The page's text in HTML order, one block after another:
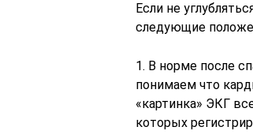
Если не
следующие
1. В норме после
понимаем что
«картинка» ЭКГ
которых